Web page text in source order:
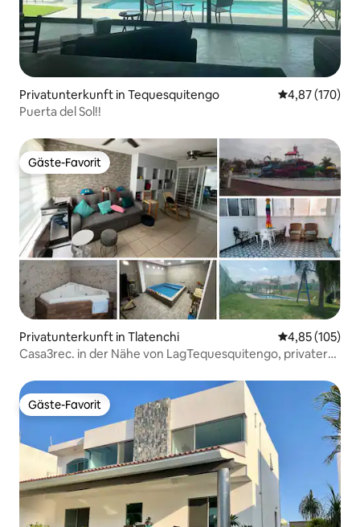
Privatunterkunft in Tequesquitengo
4,87 (170)
Puerta del Sol!!️
Gäste-Favorit
Gäste-Favorit
Privatunterkunft in Tlatenchi
4,85 (105)
Casa3rec. in der Nähe von LagTequesquitengo, privater
Gäste-Favorit
Gäste-Favorit